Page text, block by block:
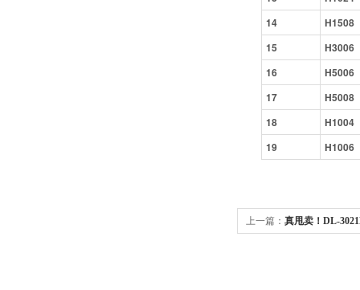
14
H1508
15
H3006
16
H5006
17
H5008
18
H1004
19
H1006
上一篇： 真甩卖！DL-